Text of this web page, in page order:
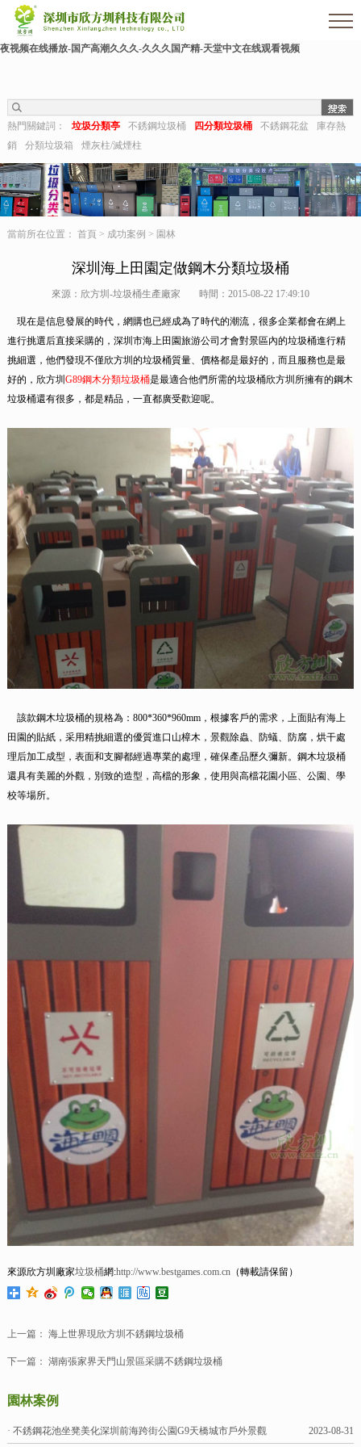
色婷婷影院-亚洲三级av-熟女毛片-亚洲日本一区二区三区-麻豆91在线-久久狠狠干-国
产成人激情-视频推荐-久久aaa-东北少妇不戴套对白第一次-深夜福利视频在线-成人午
夜视频在线播放-国产高潮久久久-久久久国产精-天堂中文在线观看视频
熱門關鍵詞： 垃圾分類亭 不銹鋼垃圾桶 四分類垃圾桶 不銹鋼花盆
庫存熱
銷
分類垃圾箱 煙灰柱/滅煙柱
當前所在位置： 首頁> 成功案例 > 園林
深圳海上田園定做鋼木分類垃圾桶
來源：欣方圳-垃圾桶生產廠家 時間：2015-08-22 17:49:10
現在是信息發展的時代，網購也已經成為了時代的潮流，很多企業都會在網上
進行挑選后直接采購的，深圳市海上田園旅游公司才會對景區內的垃圾桶進行精
挑細選，他們發現不僅欣方圳的垃圾桶質量、價格都是最好的，而且服務也是最
好的，欣方圳 G89鋼木分類垃圾桶是最適合他們所需的垃圾桶欣方圳所擁有的鋼木
垃圾桶還有很多，都是精品，一直都廣受歡迎呢。
該款鋼木垃圾桶的規格為：800*360*960mm，根據客戶的需求，上面貼有海上
田園的貼紙，采用精挑細選的優質進口山樟木，景觀除蟲、防蟻、防腐，烘干處
理后加工成型，表面和支腳都經過專業的處理，確保產品歷久彌新。鋼木垃圾桶
還具有美麗的外觀，別致的造型，高檔的形象，使用與高檔花園小區、公園、學
校等場所。
來源欣方圳廠家垃圾桶網:http://www.bestgames.com.cn（轉載請保留）
上一篇： 海上世界現欣方圳不銹鋼垃圾桶
下一篇： 湖南張家界天門山景區采購不銹鋼垃圾桶
園林案例
2023-08-31
· 不銹鋼花池坐凳美化深圳前海跨街公園G9天橋城市戶外景觀